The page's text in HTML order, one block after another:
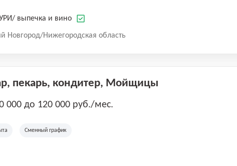
выпечка и вино
Новгород/Нижегородская область
пекарь, кондитер, Мойщицы
000 до 120 000 руб./мес.
Сменный график